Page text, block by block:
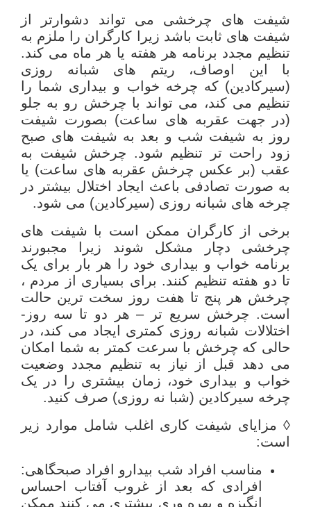
شیفت های چرخشی می تواند دشوارتر از
شیفت های ثابت باشد زیرا کارگران را ملزم به
تنظیم مجدد برنامه هر هفته یا هر ماه می کند.
با این اوصاف، ریتم های شبانه روزی
(سیرکادین) که چرخه خواب و بیداری شما را
تنظیم می کند، می تواند با چرخش رو به جلو
(در جهت عقربه های ساعت) بصورت شیفت
روز به شیفت شب و بعد به شیفت های صبح
زود راحت تر تنظیم شود. چرخش شیفت به
عقب (بر عکس چرخش عقربه های ساعت) یا
به صورت تصادفی باعث ایجاد اختلال بیشتر در
چرخه های شبانه روزی (سیرکادین) می شود.
برخی از کارگران ممکن است با شیفت های
چرخشی دچار مشکل شوند زیرا مجبورند
برنامه خواب و بیداری خود را هر بار برای یک
تا دو هفته تنظیم کنند. برای بسیاری از مردم ،
چرخش هر پنج تا هفت روز سخت ترین حالت
است. چرخش سریع تر – هر دو تا سه روز-
اختلالات شبانه روزی کمتری ایجاد می کند، در
حالی که چرخش با سرعت کمتر به شما امکان
می دهد قبل از نیاز به تنظیم مجدد وضعیت
خواب و بیداری خود، زمان بیشتری را در یک
چرخه سیرکادین (شبا نه روزی) صرف کنید.
◊ مزایای شیفت کاری اغلب شامل موارد زیر
است:
مناسب افراد شب بیدارو افراد صبحگاهی:
افرادی که بعد از غروب آفتاب احساس
انگیزه و بهره وری بیشتری می کنند ممکن